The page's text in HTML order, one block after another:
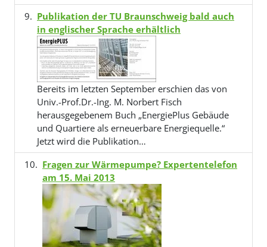
Publikation der TU Braunschweig bald auch
in englischer Sprache erhältlich
Bereits im letzten September erschien das von
Univ.-Prof.Dr.-Ing. M. Norbert Fisch
herausgegebenem Buch „EnergiePlus Gebäude
und Quartiere als erneuerbare Energiequelle.“
Jetzt wird die Publikation…
Fragen zur Wärmepumpe? Expertentelefon
am 15. Mai 2013